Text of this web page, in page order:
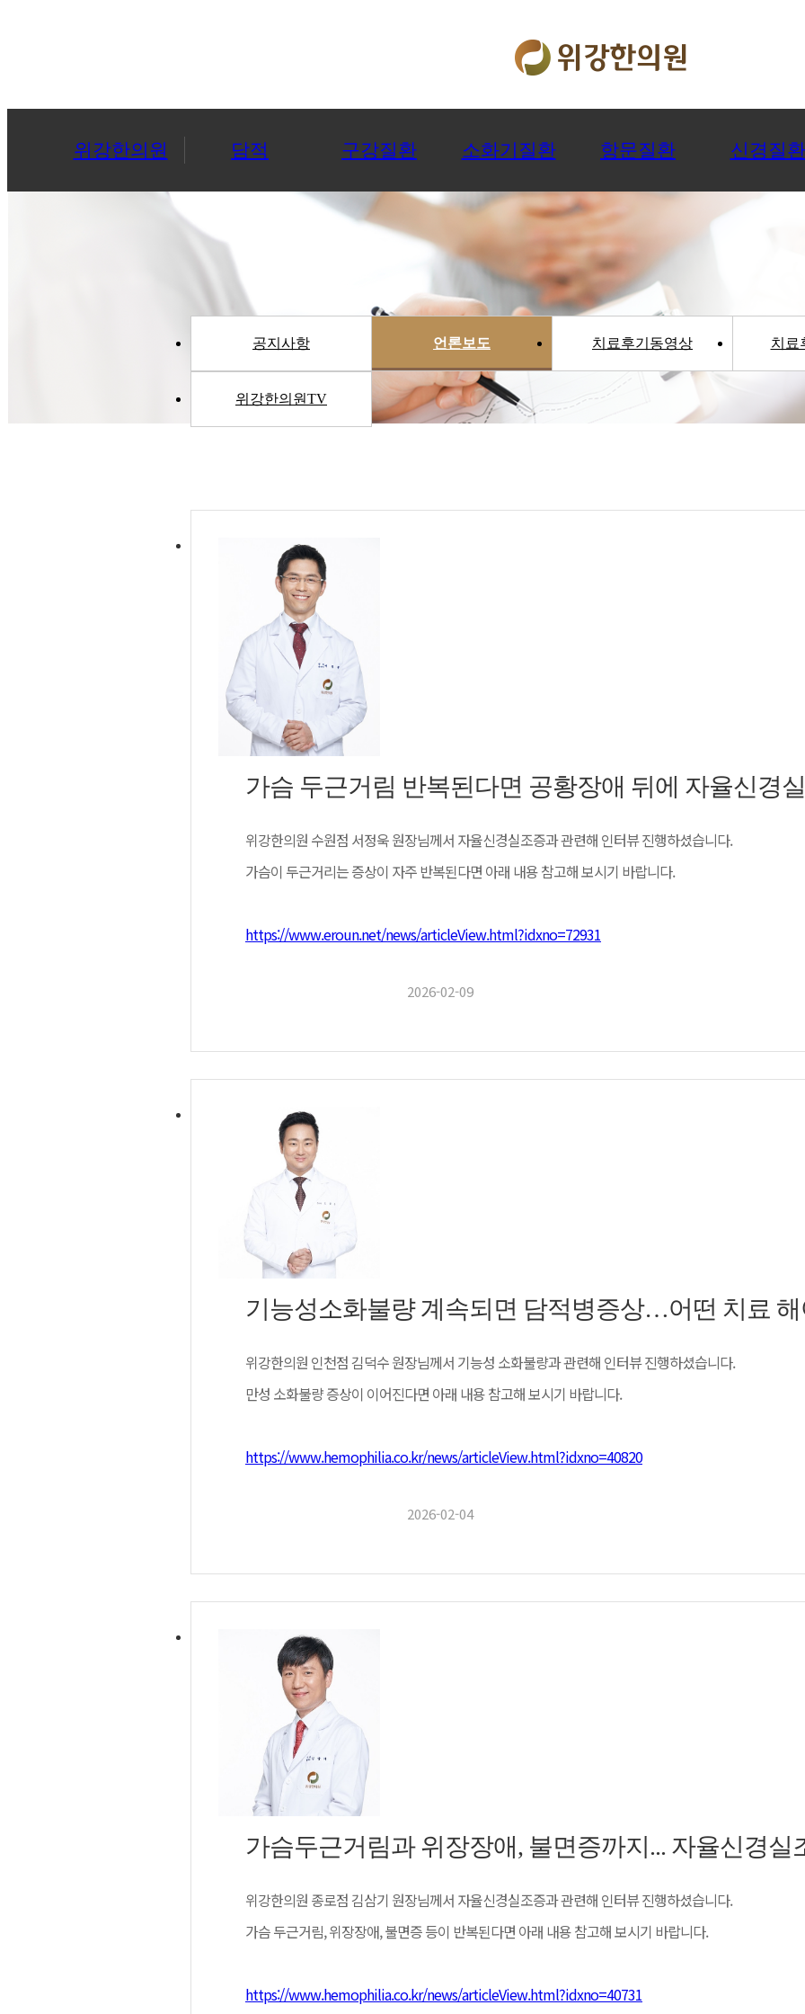
위강한의원 담적 구강질환 소화기질환 항문질환 신경질환
공지사항 언론보도 치료후기동영상 치료
위강한의원TV
가슴 두근거림 반복된다면 공황장애 뒤에 자율신경
위강한의원 수원점 서정욱 원장님께서 자율신경실조증과 관련해 인터뷰 진행하셨습니다.
가슴이 두근거리는 증상이 자주 반복된다면 아래 내용 참고해 보시기 바랍니다.
https://www.eroun.net/news/articleView.html?idxno=72931
갑자기 심장이 크게 뛰는 느낌이 반복되면 많은 사람이 먼저 공황장애를 떠올린다. 숨이 가빠지고 가슴
적으로 “큰일이 난 것 아닌가”라는 생각이 들기 때문이다. 문제는 이런 두근거림이 단발성으로 끝나지
점이다. 낮에는 멀쩡하다가도 특정 상황이 오면 맥이 튀고, 밤에는 누워도 심장이 진정되지 않으며, 속
으로 여러 증상이 한꺼번에 묶여 나타나기도 한다. 이런 경우 공황장애라는 이름만으로 현재의 몸 상태
거림 뒤에 자율신경의 균형 이상이 깔려 있는지 살펴야 한다.
자율신경은 의식으로 조절하지 않아도 심장 박동, 호흡, 위장 운동, 혈압 조절 같은 기본 기능을 끌고 가
부교감신경의 협업으로 유지된다. 활동을 위해 몸을 깨우는 쪽과, 휴식과 회복을 위해 몸을 가라앉히는
리듬을 만든다. 이 균형이 무너지면 심장과 호흡, 소화와 수면이 동시에 흔들릴 수 있다. 그러니 가슴 두
보거나 “마음만” 바라보는 방식은 답을 놓치기 쉽다.
두근거림이 공황장애로 굳어지는 과정은 흔히 비슷한 경로를 밟는다. 어느 날 갑자기 심장이 뛰고 숨이
는데 특별한 이상이 없다는 말을 듣는다. 그러면 일단 안도하지만, 며칠 뒤 같은 일이 되풀이된다. 반복
은 자극에도 “또 올 것 같다”는 불안이 생긴다. 여기까지는 공황장애의 양상과 겹치지만, 동시에 나타나
2026-02-09
기능성소화불량 계속되면 담적병증상…어떤 치료
위강한의원 인천점 김덕수 원장님께서 기능성 소화불량과 관련해 인터뷰 진행하셨습니다.
만성 소화불량 증상이 이어진다면 아래 내용 참고해 보시기 바랍니다.
https://www.hemophilia.co.kr/news/articleView.html?idxno=40820
2026-02-04
가슴두근거림과 위장장애, 불면증까지... 자율신경실
위강한의원 종로점 김삼기 원장님께서 자율신경실조증과 관련해 인터뷰 진행하셨습니다.
가슴 두근거림, 위장장애, 불면증 등이 반복된다면 아래 내용 참고해 보시기 바랍니다.
https://www.hemophilia.co.kr/news/articleView.html?idxno=40731